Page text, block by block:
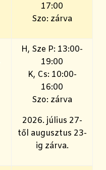
17:00
Szo: zárva
H, Sze P: 13:00-
19:00
K, Cs: 10:00-
16:00
Szo: zárva
2026. július 27-
től augusztus 23-
ig zárva.